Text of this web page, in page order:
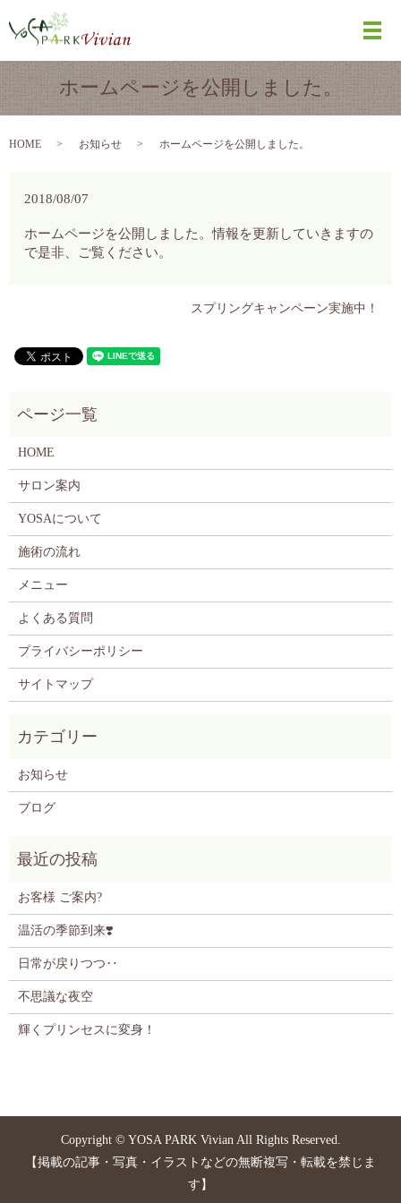
メ
ホームページを公開しました。
HOME お知らせ ホームページを公開しました。
2018/08/07
ホームページを公開しました。情報を更新していきますの
で是非、ご覧ください。
スプリングキャンペーン実施中！
HOME
サロン案内
YOSAについて
施術の流れ
メニュー
よくある質問
プライバシーポリシー
サイトマップ
お知らせ
ブログ
お客様 ご案内?
温活の季節到来❣️
日常が戻りつつ‥
不思議な夜空
輝くプリンセスに変身！
Copyright © YOSA PARK Vivian All Rights Reserved.
【掲載の記事・写真・イラストなどの無断複写・転載を禁じま
す】